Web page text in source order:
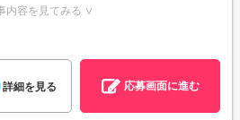
内容を見てみる ∨
詳細を見る 応募画面に進む